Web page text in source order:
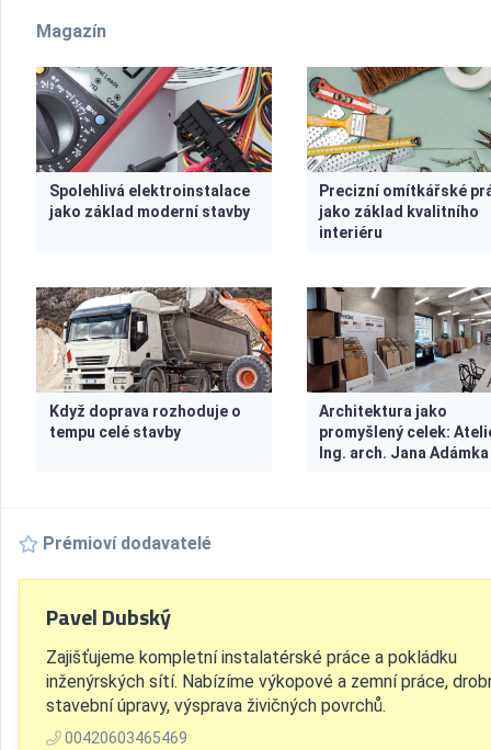
Magazín
Spolehlivá elektroinstalace
jako základ moderní stavby
Precizní omítkářské
jako základ kvalitního
interiéru
Když doprava rozhoduje o
tempu celé stavby
Architektura jako
promyšlený celek:
Ing. arch. Jana Adámka
Prémioví dodavatelé
Pavel Dubský
Zajišťujeme kompletní instalatérské práce a pokládku
inženýrských sítí. Nabízíme výkopové a zemní práce,
stavební úpravy, výsprava živičných povrchů.
00420603465469